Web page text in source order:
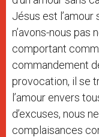
Jésus est l’amour
n’avons-nous pas
comportant
commandement
provocation, il se
l’amour envers
d’excuses, nous
complaisances